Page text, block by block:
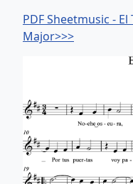
PDF Sheetmusic -
Major>>>